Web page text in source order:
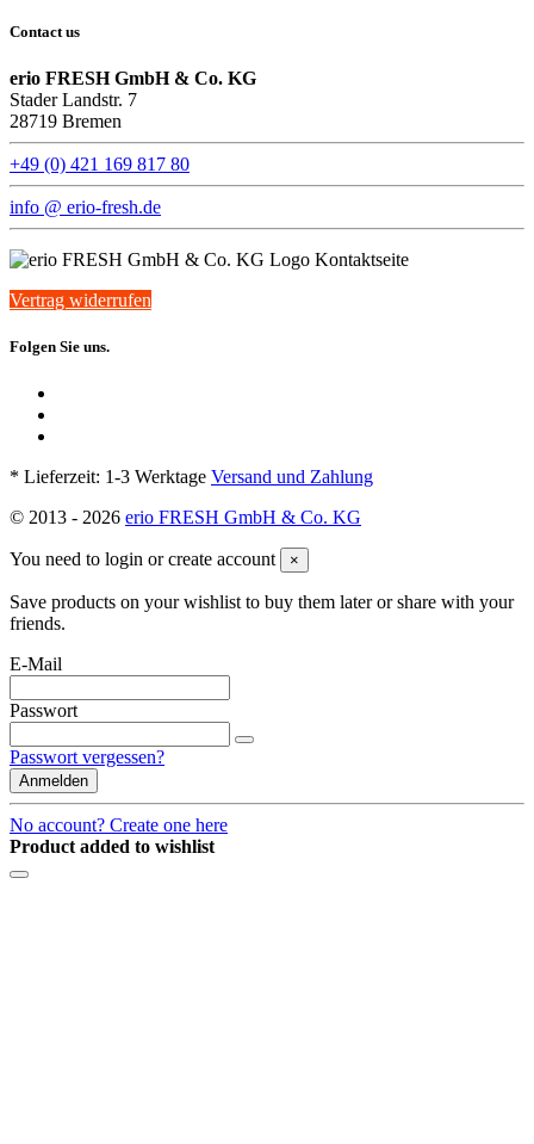
Contact us
erio FRESH GmbH & Co. KG
Stader Landstr. 7
28719 Bremen
+49 (0) 421 169 817 80
info @ erio-fresh.de
Vertrag widerrufen
Folgen Sie uns.
* Lieferzeit: 1-3 Werktage Versand und Zahlung
© 2013 - 2026 erio FRESH GmbH & Co. KG
You need to login or create account ×
Save products on your wishlist to buy them later or share with your
friends.
E-Mail
Passwort
Passwort vergessen?
Anmelden
No account? Create one here
Product added to wishlist